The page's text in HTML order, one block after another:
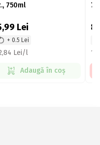
750ml
Lei
+ 0.5 Lei
Lei/l
Adaugă în coș